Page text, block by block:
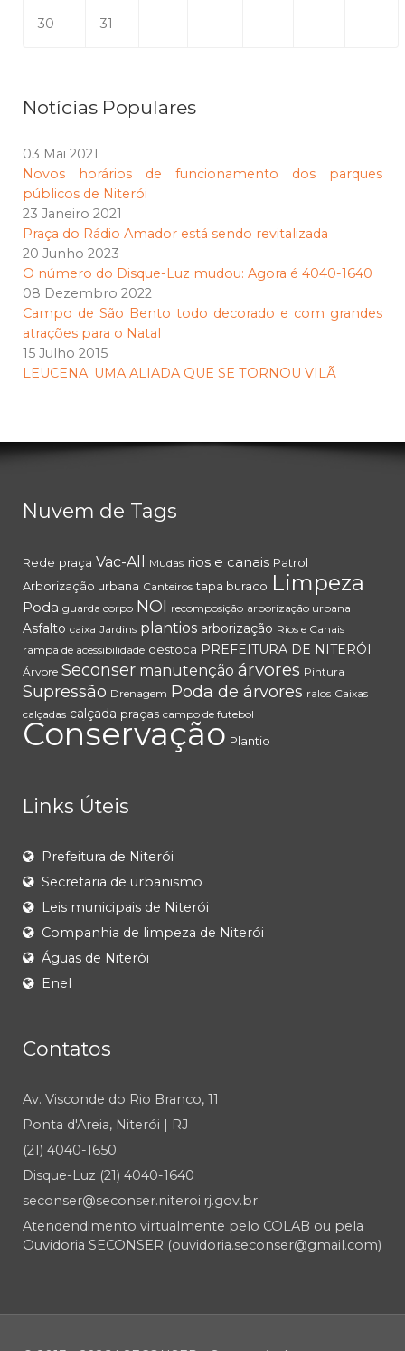
30 31
Notícias Populares
03 Mai 2021
Novos horários de funcionamento dos parques
públicos de Niterói
23 Janeiro 2021
Praça do Rádio Amador está sendo revitalizada
20 Junho 2023
O número do Disque-Luz mudou: Agora é 4040-1640
08 Dezembro 2022
Campo de São Bento todo decorado e com grandes
atrações para o Natal
15 Julho 2015
LEUCENA: UMA ALIADA QUE SE TORNOU VILÃ
Nuvem de Tags
Rede praça Vac-All Mudas rios e canais Patrol
Arborização urbana Canteiros tapa buraco Limpeza
Poda guarda corpo NOI recomposição arborização urbana
Asfalto caixa Jardins plantios arborização Rios e Canais
rampa de acessibilidade destoca PREFEITURA DE NITERÓI
Árvore Seconser manutenção árvores Pintura
Supressão Drenagem Poda de árvores ralos Caixas
calçadas calçada praças campo de futebol
Conservação Plantio
Links Úteis
Prefeitura de Niterói
Secretaria de urbanismo
Leis municipais de Niterói
Companhia de limpeza de Niterói
Águas de Niterói
Enel
Contatos
Av. Visconde do Rio Branco, 11
Ponta d'Areia, Niterói | RJ
(21) 4040-1650
Disque-Luz (21) 4040-1640
seconser@seconser.niteroi.rj.gov.br
Atendendimento virtualmente pelo COLAB ou pela
Ouvidoria SECONSER (ouvidoria.seconser@gmail.com)